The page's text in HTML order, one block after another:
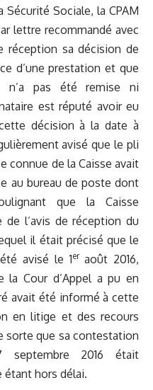
Sécurité Sociale, la CPAM
lettre recommandé avec
réception sa décision de
d’une prestation et que
n’a pas été remise ni
est réputé avoir eu
décision à la date à
avisé que le pli
connue de la Caisse avait
au bureau de poste dont
que la Caisse
de l’avis de réception du
il était précisé que le
avisé le 1eraoût 2016,
la Cour d’Appel a pu en
avait été informé à cette
en litige et des recours
sorte que sa contestation
septembre 2016 était
étant hors délai.